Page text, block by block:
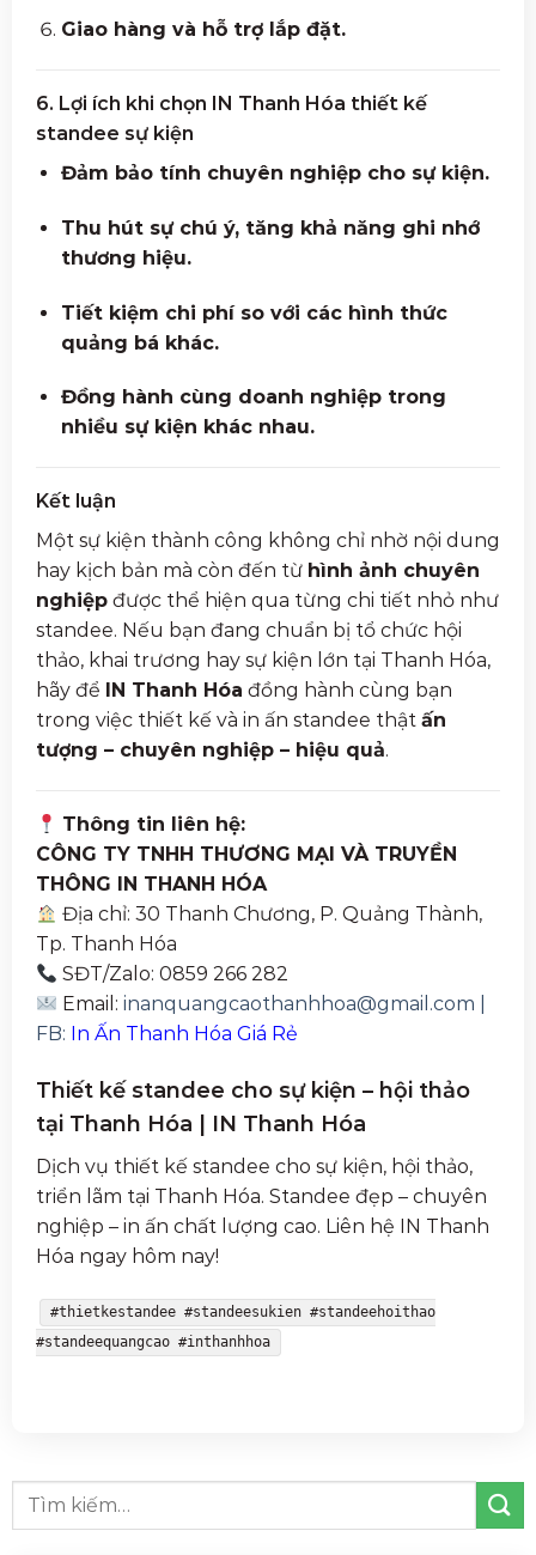
Giao hàng và hỗ trợ lắp đặt.
6. Lợi ích khi chọn IN Thanh Hóa thiết kế
standee sự kiện
Đảm bảo tính chuyên nghiệp cho sự kiện.
Thu hút sự chú ý, tăng khả năng ghi nhớ
thương hiệu.
Tiết kiệm chi phí so với các hình thức
quảng bá khác.
Đồng hành cùng doanh nghiệp trong
nhiều sự kiện khác nhau.
Kết luận
Một sự kiện thành công không chỉ nhờ nội dung
hay kịch bản mà còn đến từ hình ảnh chuyên
nghiệp được thể hiện qua từng chi tiết nhỏ như
standee. Nếu bạn đang chuẩn bị tổ chức hội
thảo, khai trương hay sự kiện lớn tại Thanh Hóa,
hãy để
IN Thanh Hóa đồng hành cùng bạn
trong việc thiết kế và in ấn standee thật ấn
tượng – chuyên nghiệp – hiệu quả.
Thông tin liên hệ:
CÔNG TY TNHH THƯƠNG MẠI VÀ TRUYỀN
THÔNG IN THANH HÓA
Địa chỉ: 30 Thanh Chương, P. Quảng Thành,
Tp. Thanh Hóa
SĐT/Zalo: 0859 266 282
Email:inanquangcaothanhhoa@gmail.com
FB: In Ấn Thanh Hóa Giá Rẻ
Thiết kế standee cho sự kiện – hội thảo
tại Thanh Hóa | IN Thanh Hóa
Dịch vụ thiết kế standee cho sự kiện, hội thảo,
triển lãm tại Thanh Hóa. Standee đẹp – chuyên
nghiệp – in ấn chất lượng cao. Liên hệ IN Thanh
Hóa ngay hôm nay!
#thietkestandee #standeesukien #standeehoithao
#standeequangcao #inthanhhoa